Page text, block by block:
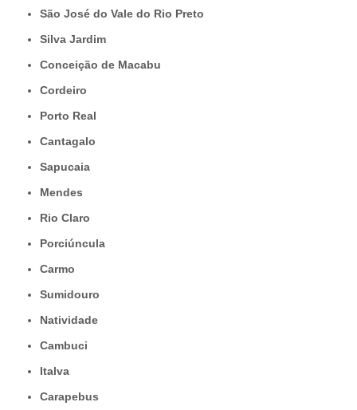
São José do Vale do Rio Preto
Silva Jardim
Conceição de Macabu
Cordeiro
Porto Real
Cantagalo
Sapucaia
Mendes
Rio Claro
Porciúncula
Carmo
Sumidouro
Natividade
Cambuci
Italva
Carapebus